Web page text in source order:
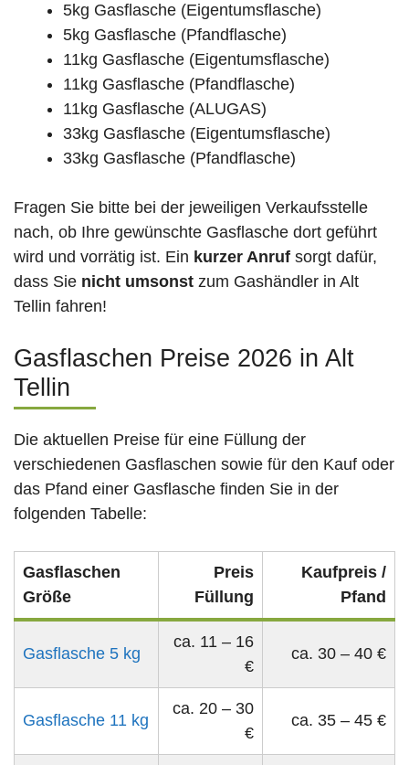
5kg Gasflasche (Eigentumsflasche)
5kg Gasflasche (Pfandflasche)
11kg Gasflasche (Eigentumsflasche)
11kg Gasflasche (Pfandflasche)
11kg Gasflasche (ALUGAS)
33kg Gasflasche (Eigentumsflasche)
33kg Gasflasche (Pfandflasche)
Fragen Sie bitte bei der jeweiligen Verkaufsstelle
nach, ob Ihre gewünschte Gasflasche dort geführt
wird und vorrätig ist. Ein kurzer Anruf sorgt dafür,
dass Sie nicht umsonst zum Gashändler in Alt
Tellin fahren!
Gasflaschen Preise 2026 in Alt
Tellin
Die aktuellen Preise für eine Füllung der
verschiedenen Gasflaschen sowie für den Kauf oder
das Pfand einer Gasflasche finden Sie in der
folgenden Tabelle:
Gasflaschen
Größe
Preis
Füllung
Kaufpreis /
Pfand
Gasflasche 5 kg
ca. 11 – 16
€
ca. 30 – 40 €
Gasflasche 11 kg
ca. 20 – 30
€
ca. 35 – 45 €